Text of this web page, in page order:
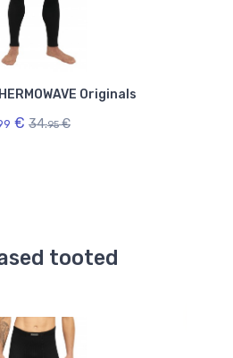
Originals
€ 34.95€
tooted